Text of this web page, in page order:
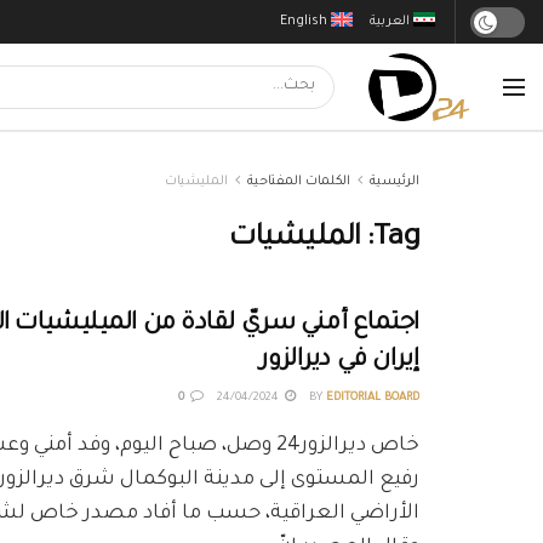
English العربية
الرئيسية الكلمات المفتاحية المليشيات
Tag: المليشيات
اجتماع أمني سريّ لقادة من الميليشيات
إيران في ديرالزور
BY EDITORIAL BOARD
0
خاص ديرالزور24 وصل، صباح اليوم، وفد
رفيع المستوى إلى مدينة البوكمال شرق